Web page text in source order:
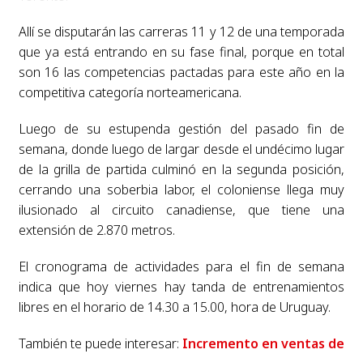
Allí se disputarán las carreras 11 y 12 de una temporada
que ya está entrando en su fase final, porque en total
son 16 las competencias pactadas para este año en la
competitiva categoría norteamericana.
Luego de su estupenda gestión del pasado fin de
semana, donde luego de largar desde el undécimo lugar
de la grilla de partida culminó en la segunda posición,
cerrando una soberbia labor, el coloniense llega muy
ilusionado al circuito canadiense, que tiene una
extensión de 2.870 metros.
El cronograma de actividades para el fin de semana
indica que hoy viernes hay tanda de entrenamientos
libres en el horario de 14.30 a 15.00, hora de Uruguay.
También te puede interesar: Incremento en ventas de